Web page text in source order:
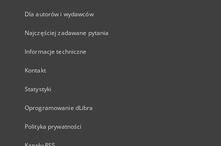
Dla autorów i wydawców
Najczęściej zadawane pytania
Informacje techniczne
Kontakt
Statystyki
Oprogramowanie dLibra
Polityka prywatności